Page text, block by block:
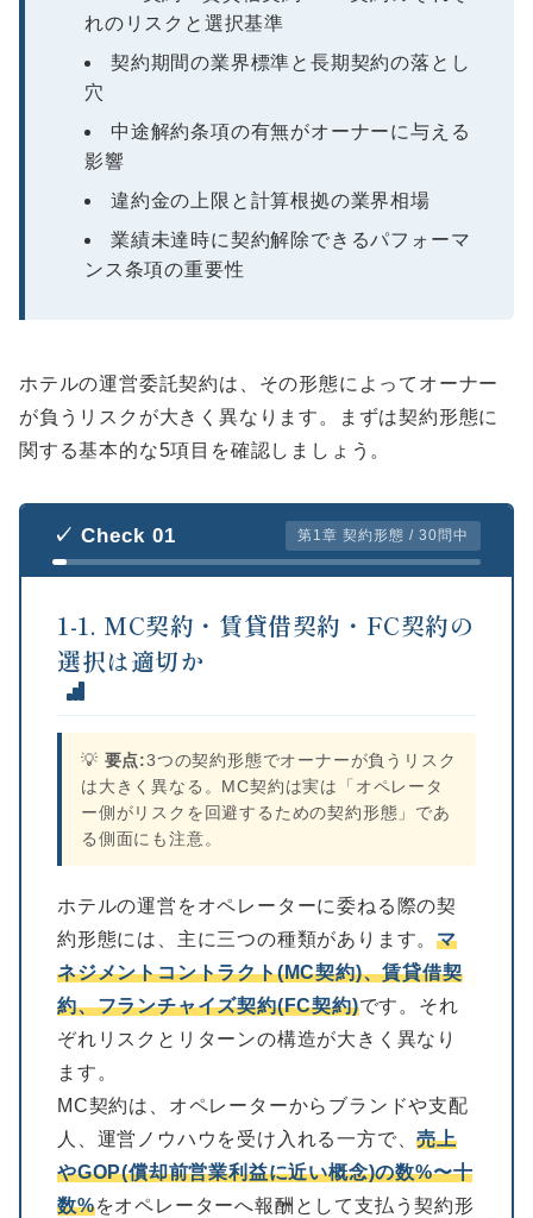
れのリスクと選択基準
契約期間の業界標準と長期契約の落とし
穴
中途解約条項の有無がオーナーに与える
影響
違約金の上限と計算根拠の業界相場
業績未達時に契約解除できるパフォーマ
ンス条項の重要性
ホテルの運営委託契約は、その形態によってオーナー
が負うリスクが大きく異なります。まずは契約形態に
関する基本的な5項目を確認しましょう。
✓ Check 01 第1章 契約形態 / 30問中
1-1. MC契約・賃貸借契約・FC契約の
選択は適切か
💡 要点:3つの契約形態でオーナーが負うリスク
は大きく異なる。MC契約は実は「オペレータ
ー側がリスクを回避するための契約形態」であ
る側面にも注意。
ホテルの運営をオペレーターに委ねる際の契
約形態には、主に三つの種類があります。マ
ネジメントコントラクト(MC契約)、賃貸借契
約、フランチャイズ契約(FC契約)です。それ
ぞれリスクとリターンの構造が大きく異なり
ます。
MC契約は、オペレーターからブランドや支配
人、運営ノウハウを受け入れる一方で、売上
やGOP(償却前営業利益に近い概念)の数%〜十
数%をオペレーターへ報酬として支払う契約形